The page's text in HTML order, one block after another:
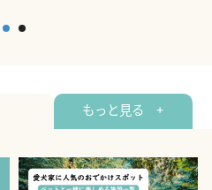
もっと見る +